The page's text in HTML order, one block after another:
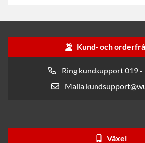
Kund- och
Ring kundsupport 019 -
Maila
Växel